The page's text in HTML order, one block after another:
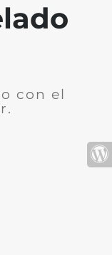
con el